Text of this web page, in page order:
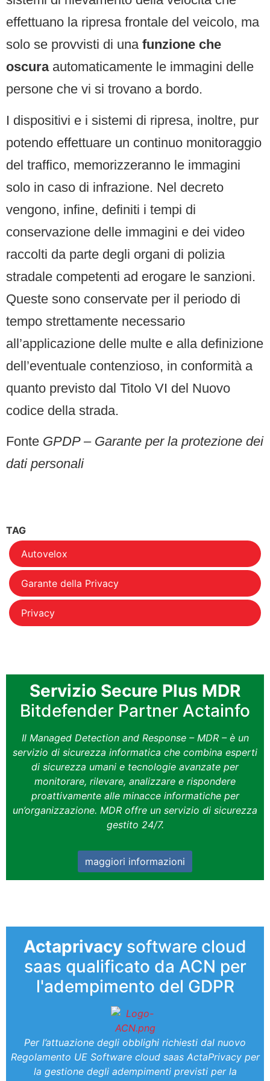
effettuano la ripresa frontale del veicolo, ma
solo se provvisti di una funzione che
oscuraautomaticamente le immagini delle
persone che vi si trovano a bordo.
I dispositivi e i sistemi di ripresa, inoltre, pur
potendo effettuare un continuo monitoraggio
del traffico, memorizzeranno le immagini
solo in caso di infrazione. Nel decreto
vengono, infine, definiti i tempi di
conservazione delle immagini e dei video
raccolti da parte degli organi di polizia
stradale competenti ad erogare le sanzioni.
Queste sono conservate per il periodo di
tempo strettamente necessario
all’applicazione delle multe e alla definizione
dell’eventuale contenzioso, in conformità a
quanto previsto dal Titolo VI del Nuovo
codice della strada.
Fonte GPDP – Garante per la protezione dei
dati personali
TAG
Autovelox
Garante della Privacy
Privacy
Servizio Secure Plus MDR
Bitdefender Partner Actainfo
Il Managed Detection and Response – MDR – è un
servizio di sicurezza informatica che combina esperti
di sicurezza umani e tecnologie avanzate per
monitorare, rilevare, analizzare e rispondere
proattivamente alle minacce informatiche per
un’organizzazione. MDR offre un servizio di sicurezza
gestito 24/7.
maggiori informazioni
Actaprivacy software cloud
saas qualificato da ACN per
l'adempimento del GDPR
Per l’attuazione degli obblighi richiesti dal nuovo
Regolamento UE Software cloud saas ActaPrivacy per
la gestione degli adempimenti previsti per la